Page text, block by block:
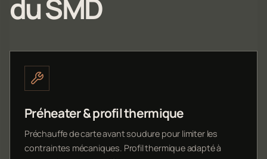
du SMD
Préheater & profil thermique
Préchauffe de carte avant soudure pour limiter les
contraintes mécaniques. Profil thermique adapté à